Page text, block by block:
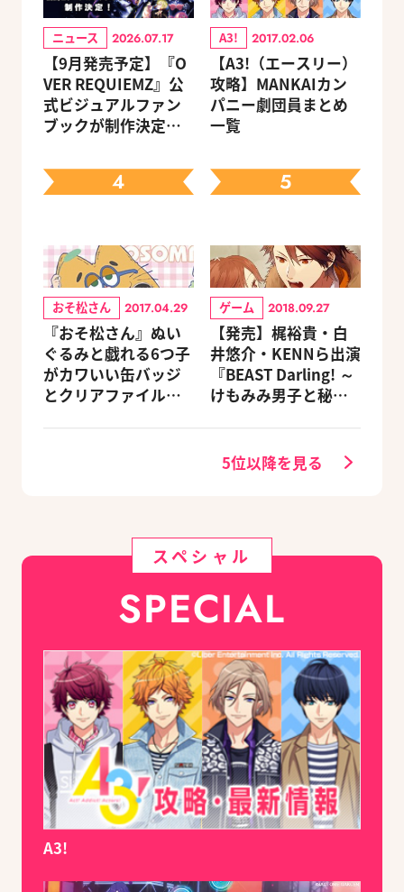
ニュース 2026.07.17
【9月発売予定】『O
VER REQUIEMZ』公
式ビジュアルファン
ブックが制作決定！
る豪華グッズ付き限
定セットも同時発売
A3! 2017.02.06
【A3!（エースリー）
攻略】MANKAIカン
パニー劇団員まとめ
一覧
4
おそ松さん 2017.04.29
『おそ松さん』ぬい
ぐるみと戯れる6つ子
がカワいい缶バッジ
とクリアファイルが
5
ゲーム 2018.09.27
【発売】梶裕貴・白
井悠介・KENNら出演
『BEAST Darling! ～
けもみみ男子と秘密
5位以降を見る
スペシャル
SPECIAL
A3!